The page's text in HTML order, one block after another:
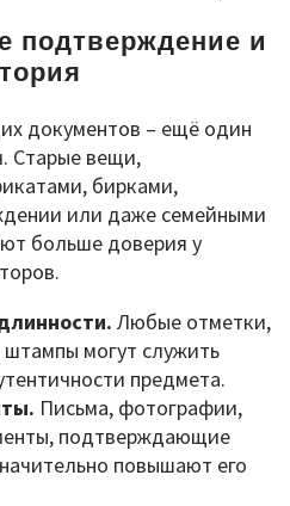
подтверждение и
документов – ещё один
Старые вещи,
бирками,
или даже семейными
больше доверия у
Любые отметки,
могут служить
предмета.
Письма, фотографии,
подтверждающие
повышают его